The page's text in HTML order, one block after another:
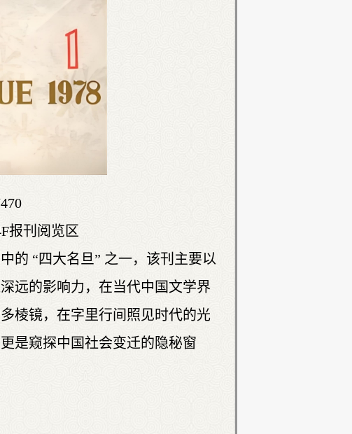
报刊阅览区
的 “四大名旦” 之一，该刊主要以
远的影响力，在当代中国文学界
棱镜，在字里行间照见时代的光
是窥探中国社会变迁的隐秘窗